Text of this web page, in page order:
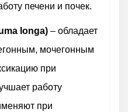
печени и почек.
longa) – обладает
мочегонным
при
работу
при